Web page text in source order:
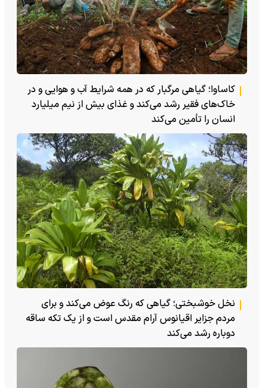
کاساوا؛ گیاهی مرگبار که در همه شرایط آب و هوایی و در
خاک‌های فقیر رشد می‌کند و غذای بیش از نیم میلیارد
انسان را تأمین می‌کند
نخل خوشبختی؛ گیاهی که رنگ عوض می‌کند و برای
مردم جزایر اقیانوس آرام مقدس است و از یک تکه ساقه
دوباره رشد می‌کند